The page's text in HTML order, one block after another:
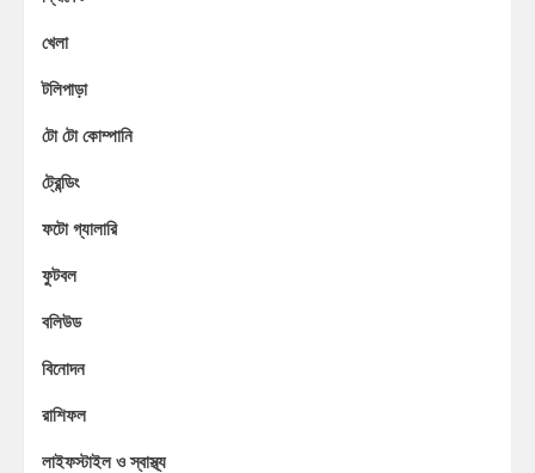
খেলা
টলিপাড়া
টো টো কোম্পানি
ট্রেন্ডিং
ফটো গ্যালারি
ফুটবল
বলিউড
বিনোদন
রাশিফল
লাইফস্টাইল ও স্বাস্থ্য